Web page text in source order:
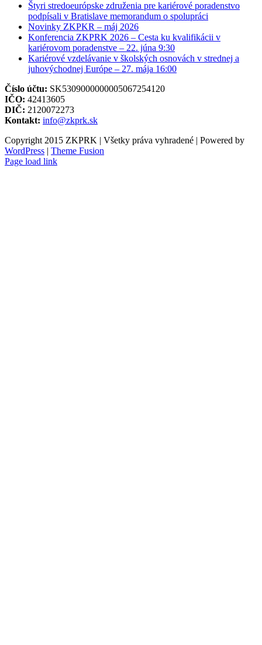
Štyri stredoeurópske združenia pre kariérové poradenstvo
podpísali v Bratislave memorandum o spolupráci
Novinky ZKPKR – máj 2026
Konferencia ZKPRK 2026 – Cesta ku kvalifikácii v
kariérovom poradenstve – 22. júna 9:30
Kariérové vzdelávanie v školských osnovách v strednej a
juhovýchodnej Európe – 27. mája 16:00
Číslo účtu: SK5309000000005067254120
IČO: 42413605
DIČ: 2120072273
Kontakt: info@zkprk.sk
Copyright 2015 ZKPRK | Všetky práva vyhradené | Powered by
WordPress | Theme Fusion
Page load link